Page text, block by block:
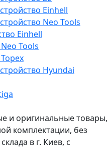
Einhell
Neo Tools
Einhell
Tools
Hyundai
и оригинальные товары,
комплектации, без
в г. Киев, с